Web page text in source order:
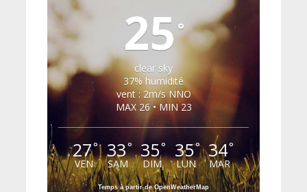
25°
clear sky
37% humidité
vent : 2m/s NNO
MAX 26 • MIN 23
27°
VEN
33°
SAM
35°
DIM
35°
LUN
34°
MAR
Temps à partir de OpenWeatherMap